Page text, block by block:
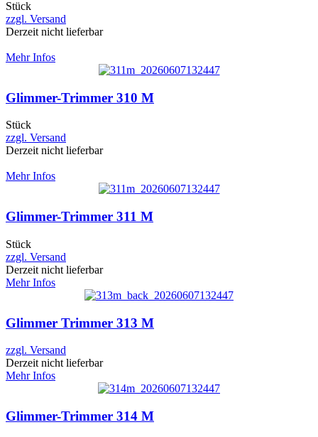
Stück
zzgl. Versand
Derzeit nicht lieferbar
Mehr Infos
Glimmer-Trimmer 310 M
Stück
zzgl. Versand
Derzeit nicht lieferbar
Mehr Infos
Glimmer-Trimmer 311 M
Stück
zzgl. Versand
Derzeit nicht lieferbar
Mehr Infos
Glimmer Trimmer 313 M
zzgl. Versand
Derzeit nicht lieferbar
Mehr Infos
Glimmer-Trimmer 314 M